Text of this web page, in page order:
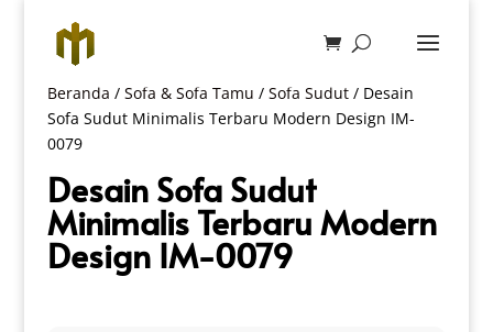
Beranda / Sofa & Sofa Tamu / Sofa Sudut/ Desain
Sofa Sudut Minimalis Terbaru Modern Design IM-
0079
Desain Sofa Sudut
Minimalis Terbaru Modern
Design IM-0079